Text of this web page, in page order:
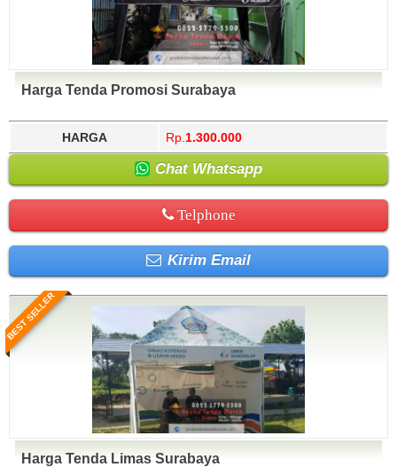
Harga Tenda Promosi Surabaya
HARGA Rp. 1.300.000
Chat Whatsapp
Telphone
Kirim Email
BEST SELLER
Harga Tenda Limas Surabaya